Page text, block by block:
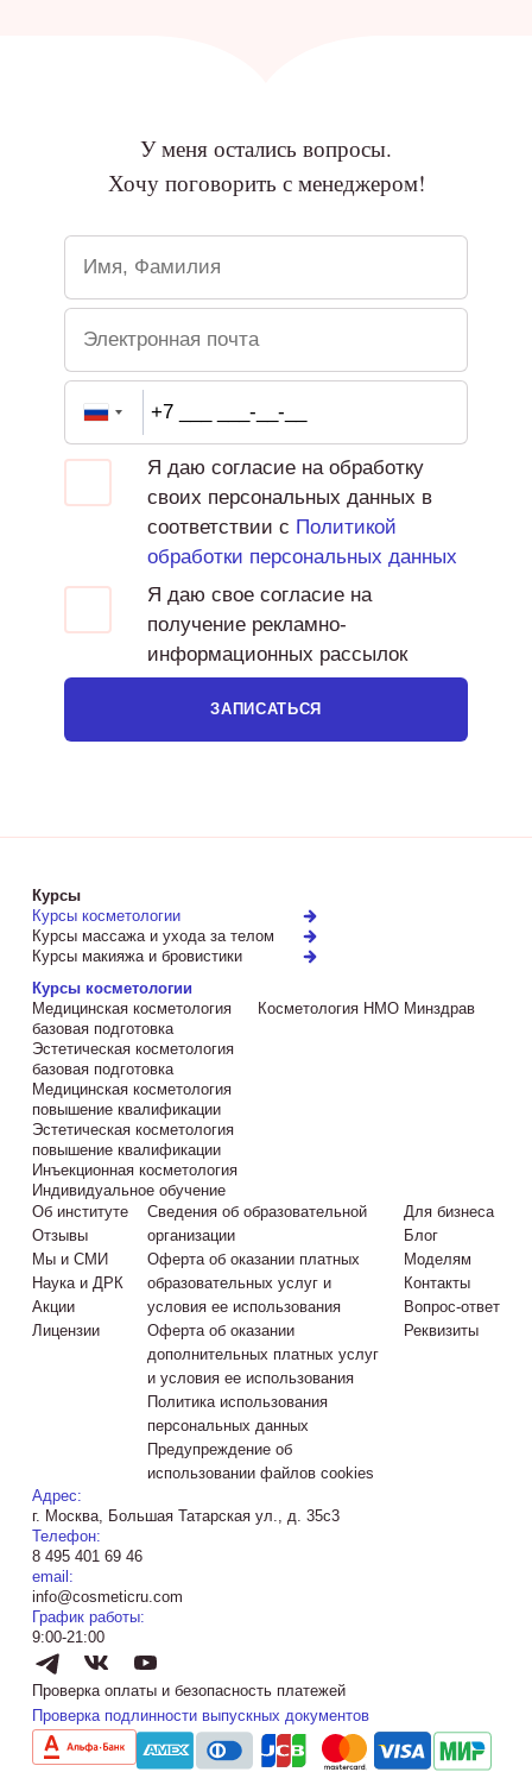
У меня остались вопросы.
Хочу поговорить с менеджером!
Я даю согласие на обработку
своих персональных данных в
соответствии с Политикой
обработки персональных данных
Я даю свое согласие на
получение рекламно-
информационных рассылок
ЗАПИСАТЬСЯ
Курсы
Курсы косметологии
Курсы массажа и ухода за телом
Курсы макияжа и бровистики
Курсы косметологии
Медицинская косметология
базовая подготовка
Эстетическая косметология
базовая подготовка
Медицинская косметология
повышение квалификации
Эстетическая косметология
повышение квалификации
Инъекционная косметология
Индивидуальное обучение
Косметология НМО Минздрав
Об институте
Отзывы
Мы и СМИ
Наука и ДРК
Акции
Лицензии
Сведения об образовательной
организации
Оферта об оказании платных
образовательных услуг и
условия ее использования
Оферта об оказании
дополнительных платных услуг
и условия ее использования
Политика использования
персональных данных
Предупреждение об
использовании файлов cookies
Для бизнеса
Блог
Моделям
Контакты
Вопрос-ответ
Реквизиты
Адрес:
г. Москва, Большая Татарская ул., д. 35с3
Телефон:
8 495 401 69 46
email:
info@cosmeticru.com
График работы:
9:00-21:00
Проверка оплаты и безопасность платежей
Проверка подлинности выпускных документов